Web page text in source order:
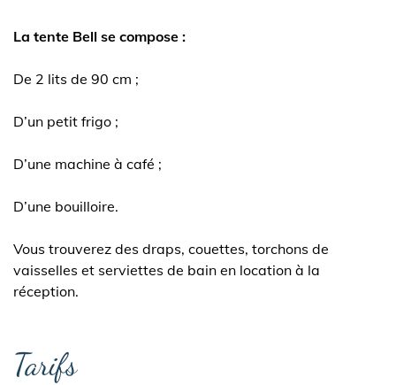
La tente Bell se compose :
De 2 lits de 90 cm ;
D’un petit frigo ;
D’une machine à café ;
D’une bouilloire.
Vous trouverez des draps, couettes, torchons de
vaisselles et serviettes de bain en location à la
réception.
Tarifs